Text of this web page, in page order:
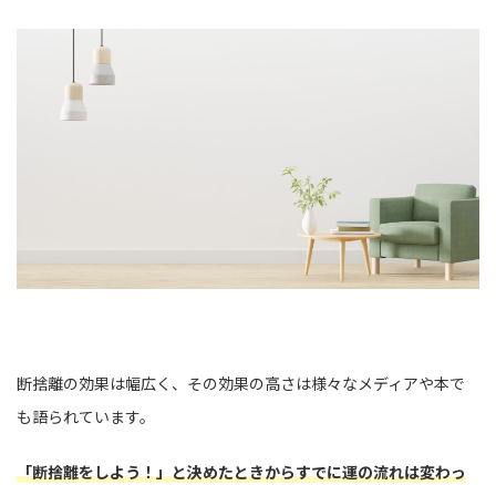
断捨離の効果は幅広く、その効果の高さは様々なメディアや本で
も語られています。
「断捨離をしよう！」と決めたときからすでに運の流れは変わっ